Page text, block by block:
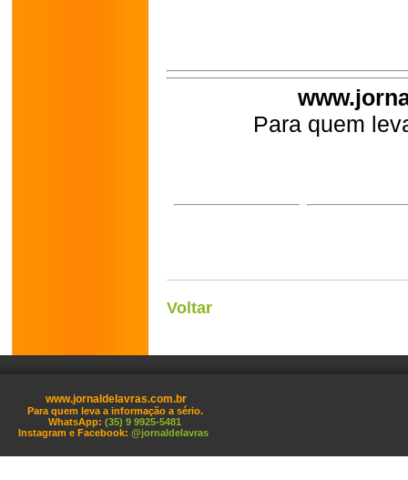
Para quem
Voltar
www.jornaldelavras.com.br
Para quem leva a informação a sério.
WhatsApp: (35) 9 9925-5481
Instagram e Facebook: @jornaldelavras